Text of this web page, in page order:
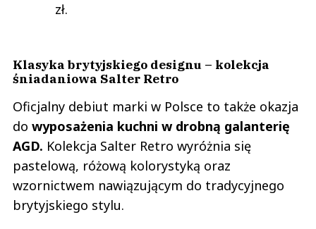
zł.
Klasyka brytyjskiego designu – kolekcja
śniadaniowa Salter Retro
Oficjalny debiut marki w Polsce to także okazja
do wyposażenia kuchni w drobną galanterię
AGD. Kolekcja Salter Retro wyróżnia się
pastelową, różową kolorystyką oraz
wzornictwem nawiązującym do tradycyjnego
brytyjskiego stylu.